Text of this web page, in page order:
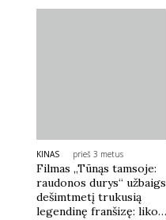
KINAS prieš 3 metus
Filmas „Tūnąs tamsoje:
raudonos durys“ užbaigs
dešimtmetį trukusią
legendinę franšizę: liko